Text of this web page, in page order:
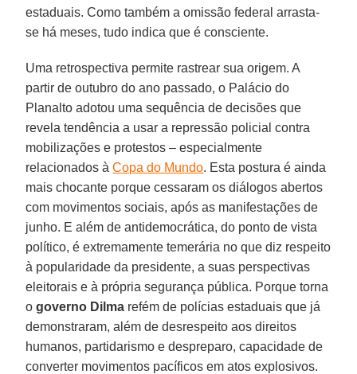
estaduais. Como também a omissão federal arrasta-
se há meses, tudo indica que é consciente.
Uma retrospectiva permite rastrear sua origem. A
partir de outubro do ano passado, o Palácio do
Planalto adotou uma sequência de decisões que
revela tendência a usar a repressão policial contra
mobilizações e protestos – especialmente
relacionados àCopa do Mundo. Esta postura é ainda
mais chocante porque cessaram os diálogos abertos
com movimentos sociais, após as manifestações de
junho. E além de antidemocrática, do ponto de vista
político, é extremamente temerária no que diz respeito
à popularidade da presidente, a suas perspectivas
eleitorais e à própria segurança pública. Porque torna
ogoverno Dilma refém de polícias estaduais que já
demonstraram, além de desrespeito aos direitos
humanos, partidarismo e despreparo, capacidade de
converter movimentos pacíficos em atos explosivos.